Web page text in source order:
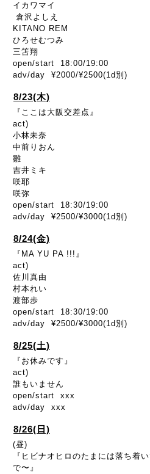
イカワマイ
倉沢よしえ
KITANO REM
ひろせむつみ
三笘翔
open/start 18:00/19:00
adv/day ¥2000/¥2500(1d別)
8/23(木)
『ここは大阪交差点』
act)
小林未奈
中前りおん
雛
吉井ミキ
咲耶
咲弥
open/start 18:30/19:00
adv/day ¥2500/¥3000(1d別)
8/24(金)
『MA YU PA !!!』
act)
佐川真由
村本れい
渡部歩
open/start 18:30/19:00
adv/day ¥2500/¥3000(1d別)
8/25(土)
『お休みです』
act)
誰もいません
open/start xxx
adv/day xxx
8/26(日)
(昼)
『ヒビナオヒロのたまには落ち着
で〜』